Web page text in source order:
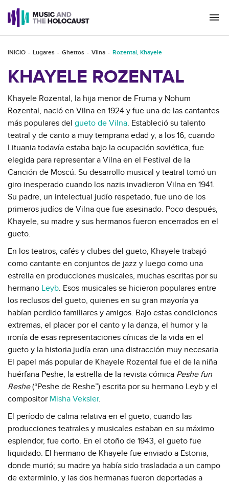
INICIO Lugares Ghettos Vilna Rozental, Khayele
KHAYELE ROZENTAL
Khayele Rozental, la hija menor de Fruma y Nohum
Rozental, nació en Vilna en 1924 y fue una de las cantantes
más populares del gueto de Vilna. Estableció su talento
teatral y de canto a muy temprana edad y, a los 16, cuando
Lituania todavía estaba bajo la ocupación soviética, fue
elegida para representar a Vilna en el Festival de la
Canción de Moscú. Su desarrollo musical y teatral tomó un
giro inesperado cuando los nazis invadieron Vilna en 1941.
Su padre, un intelectual judío respetado, fue uno de los
primeros judíos de Vilna que fue asesinado. Poco después,
Khayele, su madre y sus hermanos fueron encerrados en el
gueto.
En los teatros, cafés y clubes del gueto, Khayele trabajó
como cantante en conjuntos de jazz y luego como una
estrella en producciones musicales, muchas escritas por su
hermano Leyb. Esos musicales se hicieron populares entre
los reclusos del gueto, quienes en su gran mayoría ya
habían perdido familiares y amigos. Bajo estas condiciones
extremas, el placer por el canto y la danza, el humor y la
ironía de esas representaciones cínicas de la vida en el
gueto y la historia judía eran una distracción muy necesaria.
El papel más popular de Khayele Rozental fue el de la niña
huérfana Peshe, la estrella de la revista cómica Peshe fun
Reshe(“Peshe de Reshe”) escrita por su hermano Leyb y el
compositor Misha Veksler.
El período de calma relativa en el gueto, cuando las
producciones teatrales y musicales estaban en su máximo
esplendor, fue corto. En el otoño de 1943, el gueto fue
liquidado. El hermano de Khayele fue enviado a Estonia,
donde murió; su madre ya había sido trasladada a un campo
de exterminio, y las dos hermanas fueron deportadas a